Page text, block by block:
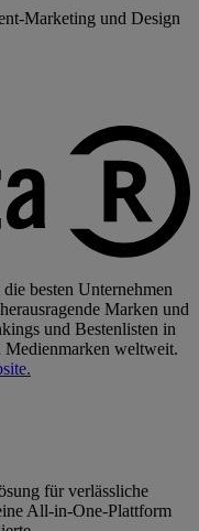
Marketing und Design
besten Unternehmen
Marken und
und Bestenlisten in
Medienmarken weltweit.
für verlässliche
All-in-One-Plattform